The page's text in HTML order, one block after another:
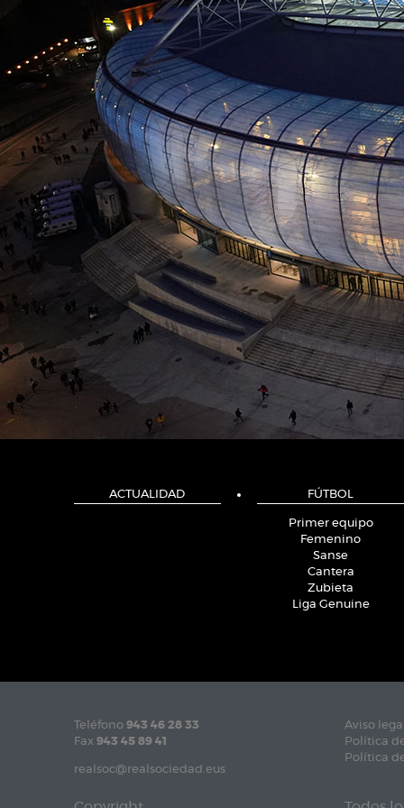
ACTUALIDAD FÚTBOL
Primer equipo
Femenino
Sanse
Cantera
Zubieta
Liga Genuine
Teléfono 943 46 28 33
Fax 943 45 89 41
realsoc@realsociedad.eus
Aviso
Política
Política